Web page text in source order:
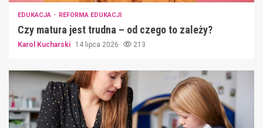
EDUKACJA REFORMA EDUKACJI
Czy matura jest trudna – od czego to zależy?
Karol Kucharski 14 lipca 2026 213